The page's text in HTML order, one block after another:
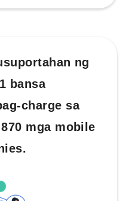
ng
bansa
charge sa
mga mobile